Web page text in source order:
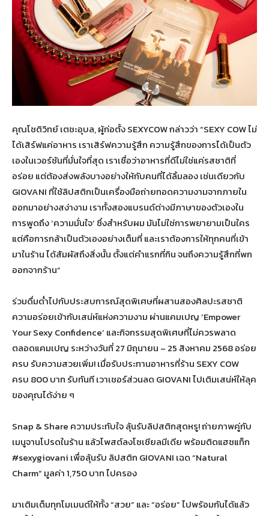
คุณโชติวิทย์ เตชะอุบล, ผู้ก่อตั้ง SEXYCOW กล่าวว่า “SEXY COW ไม่
ได้เสิร์ฟแค่อาหาร เราเสิร์ฟความรู้สึก ความรู้สึกของการได้เป็นตัว
เองในเวอร์ชันที่มั่นใจที่สุด เราเชื่อว่าอาหารที่ดีไม่ใช่แค่รสชาติที่
อร่อย แต่ต้องส่งพลังบางอย่างให้กับคนที่ได้ลิ้มลอง เช่นเดียวกับ
GIOVANI ที่ใช้ลิปสติกเป็นเครื่องมือถ่ายทอดความงามจากภายใน
ออกมาอย่างสง่างาม เราทั้งสองแบรนด์ต่างมีภาษาของตัวเองใน
การพูดถึง ‘ความมั่นใจ’ ซึ่งสำหรับผม มันไม่ใช่การพยายามเป็นใคร
แต่คือการกล้าเป็นตัวเองอย่างเต็มที่ และเราต้องการให้ทุกคนที่เข้า
มาในร้าน ได้สัมผัสถึงสิ่งนั้น ตั้งแต่คำแรกที่กิน จนถึงความรู้สึกที่พก
ออกจากร้าน”
ร่วมดื่มด่ำไปกับประสบการณ์สุดพิเศษที่ผสานสองศิลปะรสชาติ
ความอร่อยเข้ากับเสน่ห์แห่งความงาม ผ่านแคมเปญ ‘Empower
Your Sexy Confidence’ และกิจกรรมสุดพิเศษที่ไม่ควรพลาด
ตลอดแคมเปญ ระหว่างวันที่ 27 มิถุนายน – 25 สิงหาคม 2568 อร่อย
ครบ รับความสวยเพิ่ม! เมื่อรับประทานอาหารที่ร้าน SEXY COW
ครบ 800 บาท รับทันที เวาเชอร์ส่วนลด GIOVANI ไปเติมเสน่ห์ให้ลุค
ของคุณได้ง่าย ๆ
Snap & Share ความประทับใจ ลุ้นรับลิปสติกสุดหรู! ถ่ายภาพคู่กับ
เมนูจานโปรดในร้าน แล้วโพสต์ลงโซเชียลมีเดีย พร้อมติดแฮชแท็ก
#sexygiovani เพื่อลุ้นรับ ลิปสติก GIOVANI เฉด “Natural
Charm” มูลค่า 1,750 บาท ไปครอง
มาเติมเต็มทุกโมเมนต์ให้ทั้ง “สวย” และ “อร่อย” ไปพร้อมกันได้แล้ว